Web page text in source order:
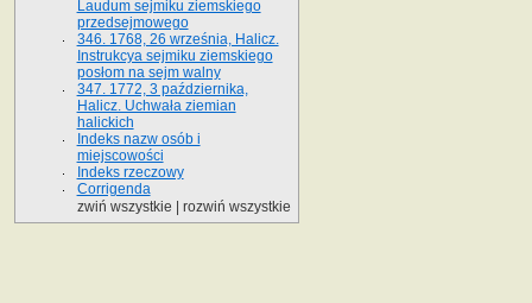
Laudum sejmiku ziemskiego
przedsejmowego
346. 1768, 26 września, Halicz.
Instrukcya sejmiku ziemskiego
posłom na sejm walny
347. 1772, 3 października,
Halicz. Uchwała ziemian
halickich
Indeks nazw osób i
miejscowości
Indeks rzeczowy
Corrigenda
zwiń wszystkie
rozwiń wszystkie